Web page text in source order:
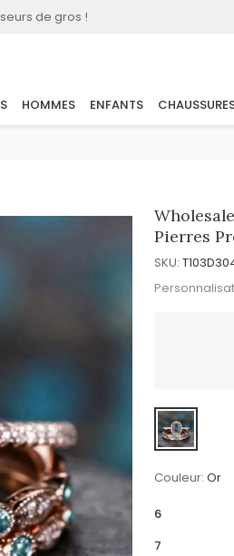
de gros !
HOMMES ENFANTS
Pierres
SKU:
Couleur: Or
6
7